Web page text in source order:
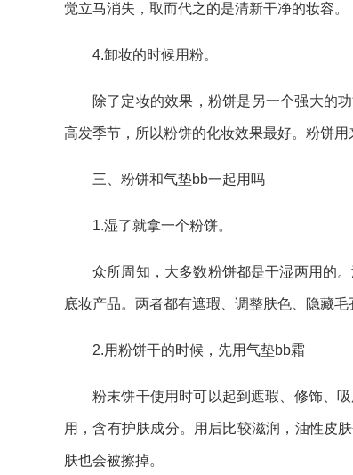
觉立马消失，取而代之的是清新干净的妆容。
4.卸妆的时候用粉。
除了定妆的效果，粉饼是另一个强大的
高发季节，所以粉饼的化妆效果最好。粉饼
三、粉饼和气垫bb一起用吗
1.湿了就拿一个粉饼。
众所周知，大多数粉饼都是干湿两用的
底妆产品。两者都有遮瑕、调整肤色、隐藏
2.用粉饼干的时候，先用气垫bb霜
粉末饼干使用时可以起到遮瑕、修饰、
用，含有护肤成分。用后比较滋润，油性皮
肤也会被擦掉。